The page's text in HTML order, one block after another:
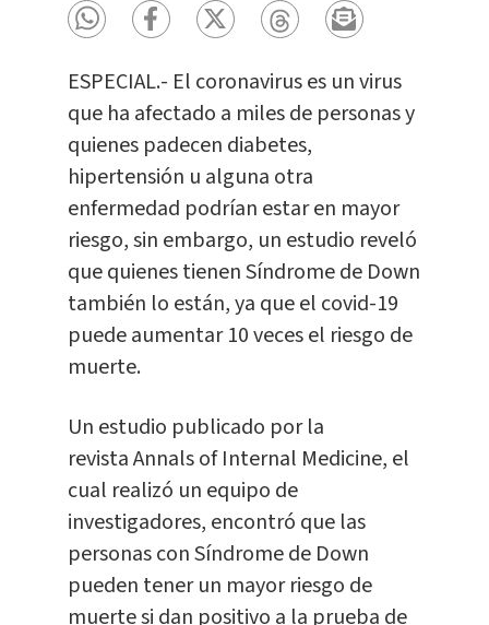
ESPECIAL.- El coronavirus es un virus
que ha afectado a miles de personas y
quienes padecen diabetes,
hipertensión u alguna otra
enfermedad podrían estar en mayor
riesgo, sin embargo, un estudio reveló
que quienes tienen Síndrome de Down
también lo están, ya que el covid-19
puede aumentar 10 veces el riesgo de
muerte.
Un estudio publicado por la
revista Annals of Internal Medicine, el
cual realizó un equipo de
investigadores, encontró que las
personas con Síndrome de Down
pueden tener un mayor riesgo de
muerte si dan positivo a la prueba de